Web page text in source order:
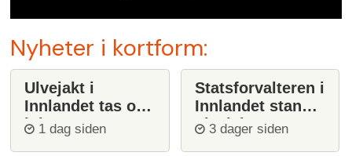
Nyheter i kortform:
Ulvejakt i
Innlandet tas opp
igjen
1 dag siden
Statsforvalteren i
Innlandet stanser
ulvejakt
3 dager siden